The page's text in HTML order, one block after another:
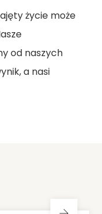
życie może
od naszych
a nasi